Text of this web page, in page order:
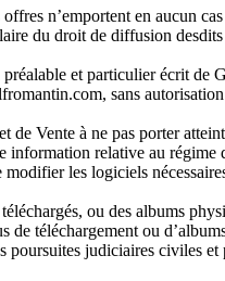
n’emportent en aucun
du droit de diffusion
et particulier écrit
sans
de Vente à ne pas porter
relative au
les logiciels
ou des albums
de téléchargement ou
judiciaires civiles